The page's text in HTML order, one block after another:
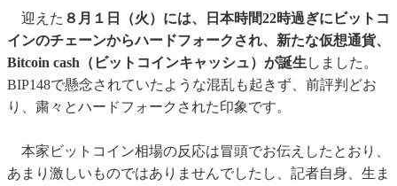
迎えた ８月１日（火）には、日本時間22時過ぎにビットコ
インのチェーンからハードフォークされ、新たな仮想通貨、
Bitcoin cash（ビットコインキャッシュ）が誕生 しました。
BIP148で懸念されていたような混乱も起きず、前評判どお
り、粛々とハードフォークされた印象です。
本家ビットコイン相場の反応は冒頭でお伝えしたとおり、
あまり激しいものではありませんでしたし、記者自身、生ま